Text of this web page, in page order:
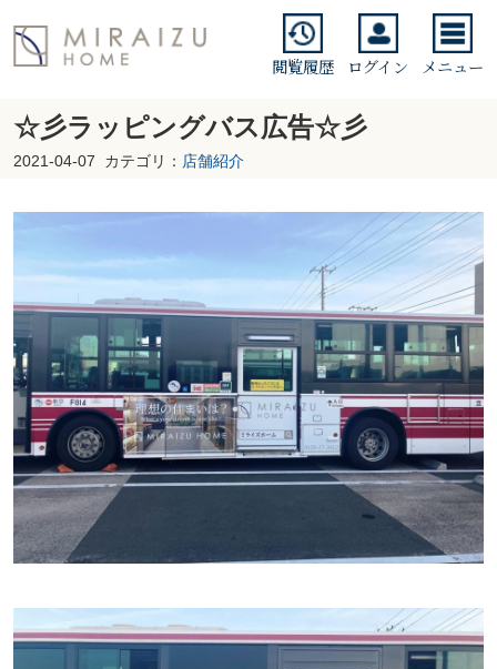
閲覧履歴 ログイン メニュー
☆彡ラッピングバス広告☆彡
2021-04-07 カテゴリ： 店舗紹介